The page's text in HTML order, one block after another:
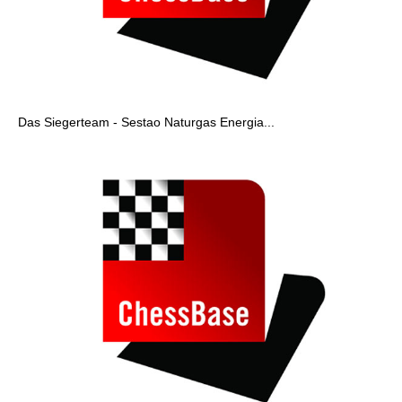
Das Siegerteam - Sestao Naturgas Energia...